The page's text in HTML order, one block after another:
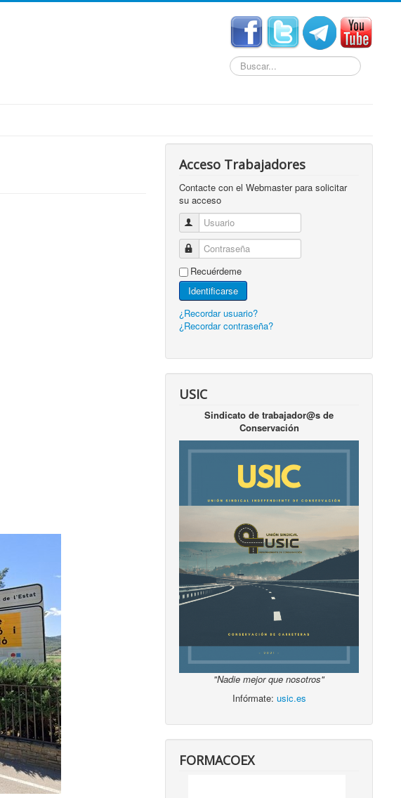
Buscar...
Acceso Trabajadores
Contacte con el Webmaster para solicitar
su acceso
Usuario
Contraseña
Recuérdeme
Identificarse
¿Recordar usuario?
¿Recordar contraseña?
USIC
Sindicato de trabajador@s de
Conservación
"Nadie mejor que nosotros"
Infórmate: usic.es
FORMACOEX